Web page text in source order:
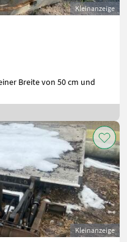
Kleinanzeige
Breite von 50 cm und
Kleinanzeige